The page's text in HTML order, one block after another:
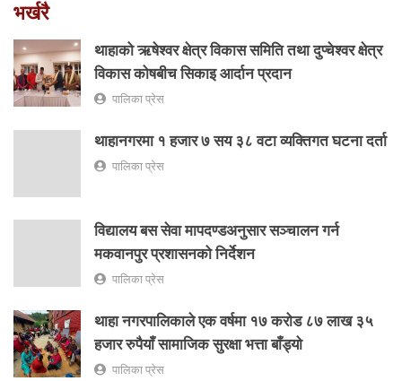
भर्खरै
थाहाको ऋषेश्वर क्षेत्र विकास समिति तथा दुप्चेश्वर क्षेत्र
विकास कोषबीच सिकाइ आर्दान प्रदान
पालिका प्रेस
थाहानगरमा १ हजार ७ सय ३८ वटा व्यक्तिगत घटना दर्ता
पालिका प्रेस
विद्यालय बस सेवा मापदण्डअनुसार सञ्चालन गर्न
मकवानपुर प्रशासनको निर्देशन
पालिका प्रेस
थाहा नगरपालिकाले एक वर्षमा १७ करोड ८७ लाख ३५
हजार रुपैयाँ सामाजिक सुरक्षा भत्ता बाँड्यो
पालिका प्रेस